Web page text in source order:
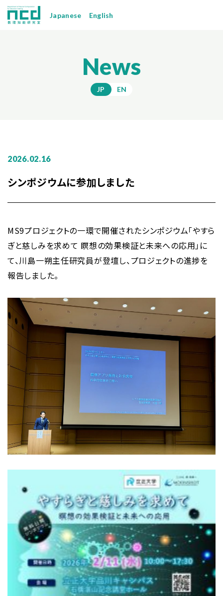
Japanese English
News
JP EN
2026.02.16
シンポジウムに参加しました
MS9プロジェクトの一環で開催されたシンポジウム「やすら
ぎと慈しみを求めて 瞑想の効果検証と未来への応用」に
て、川島一朔主任研究員が登壇し、プロジェクトの進捗を
報告しました。